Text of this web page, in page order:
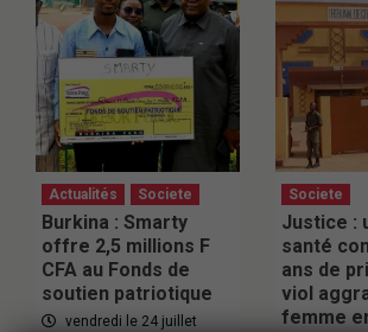
Actualités Societe
Burkina : Smarty
offre 2,5 millions F
CFA au Fonds de
soutien patriotique
vendredi le 24 juillet
Societe
Justice :
santé
ans de
viol
femme